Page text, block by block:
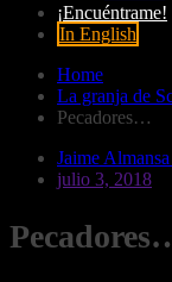
¡Encuéntrame!
In English
Home
La granja de
Pecadores…
Jaime
julio 3, 2018